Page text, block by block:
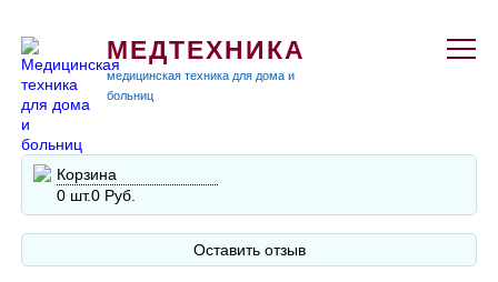
МЕДТЕХНИКА
медицинская техника для дома и
больниц
Корзина
0 шт.0 Руб.
Оставить отзыв